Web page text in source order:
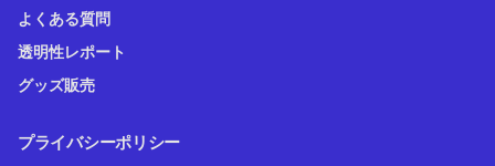
よくある質問
透明性レポート
グッズ販売
プライバシーポリシー